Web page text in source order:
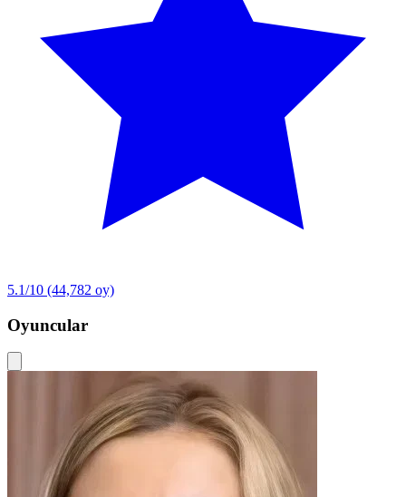
5.1/10 (44,782 oy)
Oyuncular